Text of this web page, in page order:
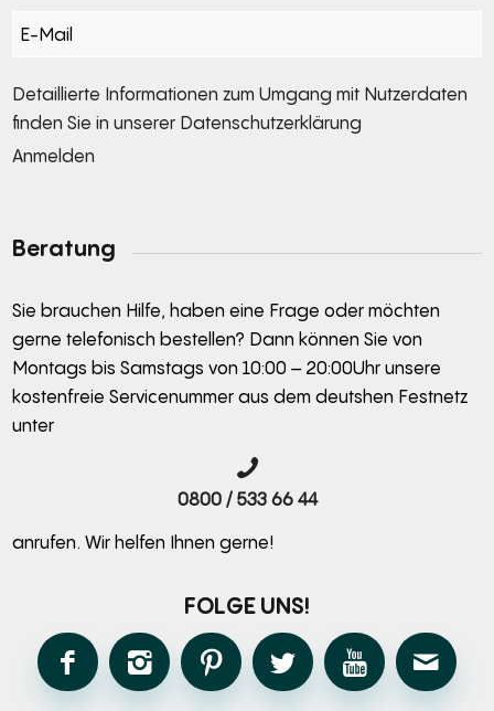
Section
Detaillierte Informationen zum Umgang mit Nutzerdaten
finden Sie in unserer Datenschutzerklärung
Anmelden
Beratung
Sie brauchen Hilfe, haben eine Frage oder möchten
gerne telefonisch bestellen? Dann können Sie von
Montags bis Samstags von 10:00 – 20:00Uhr unsere
kostenfreie Servicenummer aus dem deutshen Festnetz
unter
0800 / 533 66 44
anrufen. Wir helfen Ihnen gerne!
FOLGE UNS!